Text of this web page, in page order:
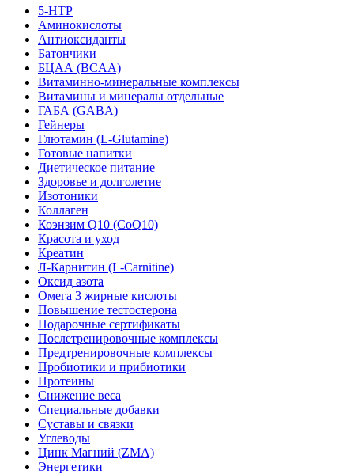
5-HTP
Аминокислоты
Антиоксиданты
Батончики
БЦАА (BCAA)
Витаминно-минеральные комплексы
Витамины и минералы отдельные
ГАБА (GABA)
Гейнеры
Глютамин (L-Glutamine)
Готовые напитки
Диетическое питание
Здоровье и долголетие
Изотоники
Коллаген
Коэнзим Q10 (CoQ10)
Красота и уход
Креатин
Л-Карнитин (L-Сarnitine)
Оксид азота
Омега 3 жирные кислоты
Повышение тестостерона
Подарочные сертификаты
Послетренировочные комплексы
Предтренировочные комплексы
Пробиотики и прибиотики
Протеины
Снижение веса
Специальные добавки
Суставы и связки
Углеводы
Цинк Магний (ZMA)
Энергетики